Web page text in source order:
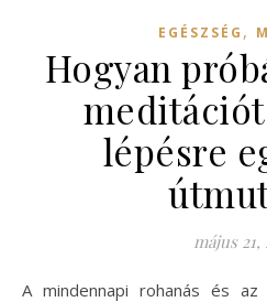
EGÉSZSÉG ,
Hogyan
lépésre
május 21,
A mindennapi rohanás és az állandó zaj egyre inkább